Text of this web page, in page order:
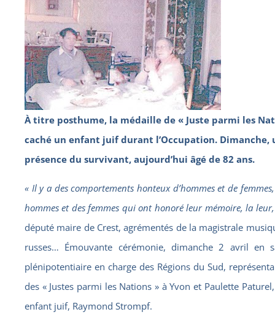
À titre posthume, la médaille de « Juste parmi les
caché un enfant juif durant l’Occupation.
présence du survivant, aujourd’hui âgé de 82 ans.
« Il y a des comportements honteux d’hommes et de
hommes et des femmes qui ont honoré leur mémoire, la
député maire de Crest, agrémentés de la magistrale
russes… Émouvante cérémonie, dimanche 2 avril
plénipotentiaire en charge des Régions du Sud,
des « Justes parmi les Nations » à Yvon et Paulette
enfant juif, Raymond Strompf.